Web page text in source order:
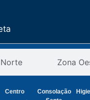
Zona
Centro Consolação